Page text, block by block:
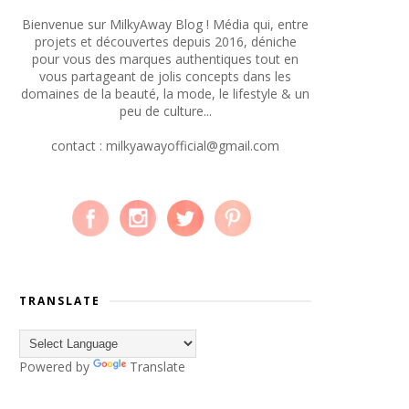
Bienvenue sur MilkyAway Blog ! Média qui, entre
projets et découvertes depuis 2016, déniche
pour vous des marques authentiques tout en
vous partageant de jolis concepts dans les
domaines de la beauté, la mode, le lifestyle & un
peu de culture...
contact : milkyawayofficial@gmail.com
TRANSLATE
Powered by Translate